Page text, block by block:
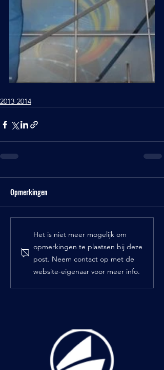
2013-2014
Opmerkingen
Het is niet meer mogelijk om
opmerkingen te plaatsen bij deze
post. Neem contact op met de
website-eigenaar voor meer info.